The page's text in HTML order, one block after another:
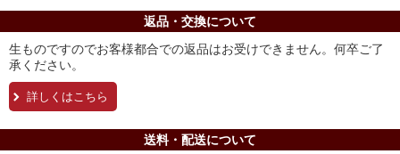
返品・交換について
生ものですのでお客様都合での返品はお受けできません。何卒ご了
承ください。
詳しくはこちら
送料・配送について